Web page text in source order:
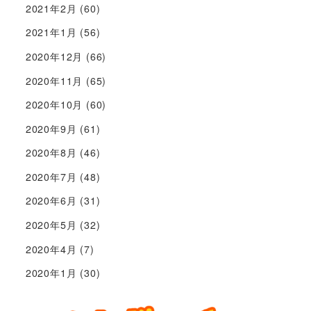
2021年2月 (60)
2021年1月 (56)
2020年12月 (66)
2020年11月 (65)
2020年10月 (60)
2020年9月 (61)
2020年8月 (46)
2020年7月 (48)
2020年6月 (31)
2020年5月 (32)
2020年4月 (7)
2020年1月 (30)